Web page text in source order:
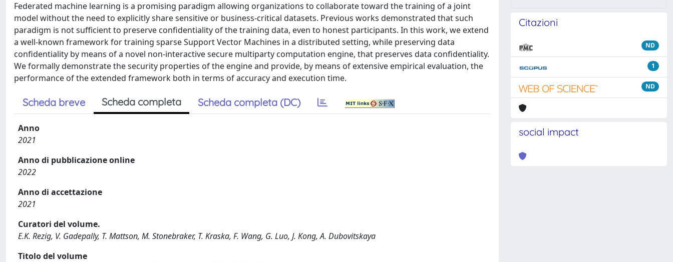
Federated machine learning is a promising paradigm allowing organizations to collaborate toward the training of a joint
model without the need to explicitly share sensitive or business-critical datasets. Previous works demonstrated that such
paradigm is not sufficient to preserve confidentiality of the training data, even to honest participants. In this work, we extend
a well-known framework for training sparse Support Vector Machines in a distributed setting, while preserving data
confidentiality by means of a novel non-interactive secure multiparty computation engine, that preserves data confidentiality.
We formally demonstrate the security properties of the engine and provide, by means of extensive empirical evaluation, the
performance of the extended framework both in terms of accuracy and execution time.
Scheda breve Scheda completa Scheda completa (DC)
Anno
2021
Anno di pubblicazione online
2022
Anno di accettazione
2021
Curatori del volume.
E.K. Rezig, V. Gadepally, T. Mattson, M. Stonebraker, T. Kraska, F. Wang, G. Luo, J. Kong, A. Dubovitskaya
Titolo del volume
Citazioni
ND
1
ND
social impact